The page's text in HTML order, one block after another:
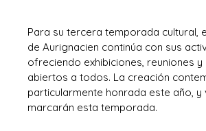
Para su tercera temporada cultural,
de Aurignacien continúa con sus
ofreciendo exhibiciones, reuniones y
abiertos a todos. La creación
particularmente honrada este año,
marcarán esta temporada.